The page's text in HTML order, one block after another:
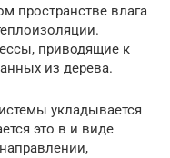
пространстве влага
приводящие к
из дерева.
укладывается
это в и виде